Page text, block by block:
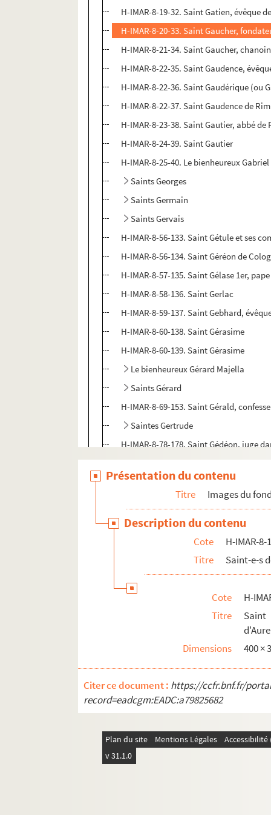
H-IMAR-8-19-32. Saint Gatien, évêque
H-IMAR-8-20-33. Saint Gaucher,
H-IMAR-8-21-34. Saint Gaucher,
H-IMAR-8-22-35. Saint Gaudence,
H-IMAR-8-22-36. Saint Gaudérique (ou
H-IMAR-8-22-37. Saint Gaudence de
H-IMAR-8-23-38. Saint Gautier, abbé de
H-IMAR-8-24-39. Saint Gautier
H-IMAR-8-25-40. Le bienheureux
Saints Georges
Saints Germain
Saints Gervais
H-IMAR-8-56-133. Saint Gétule et ses
H-IMAR-8-56-134. Saint Géréon de
H-IMAR-8-57-135. Saint Gélase 1er, pape
H-IMAR-8-58-136. Saint Gerlac
H-IMAR-8-59-137. Saint Gebhard,
H-IMAR-8-60-138. Saint Gérasime
H-IMAR-8-60-139. Saint Gérasime
Le bienheureux Gérard Majella
Saints Gérard
H-IMAR-8-69-153. Saint Gérald,
Saintes Gertrude
H-IMAR-8-78-178. Saint Gédéon, juge
H-IMAR-8-79-179. Saint Géréon, martyr
H-IMAR-8-79-180. Saint Géréon, martyr
H-IMAR-8-80-181. Petit livret de
Saintes Geneviève
H-IMAR-8-100-256. Saint Géminien,
H-IMAR-8-100-257. Saint Gennade,
H-IMAR-8-100-258. Saint Gennade,
H-IMAR-8-101-259. Saint Gery, évêque
H-IMAR-8-102-260. Saint Gery
H-IMAR-8-109-273. Saint Genès d'Arles,
H-IMAR-8-109-274. Saint Georges,
H-IMAR-8-110-275. Saint Gens
Saints Gilles
H-IMAR-8-117-288. Le bienheureux
H-IMAR-8-118-289. Jacques Giroust de
Présentation du contenu
Titre Images du
Description du contenu
Cote
H-IMAR-8-
Titre
Saint-e-s
Cote
H-
Titre
Dimensions
400 ×
Citer ce document : https://ccfr.bnf.fr/
record=eadcgm:EADC:a79825682
Plan du site Mentions Légales
v 31.1.0